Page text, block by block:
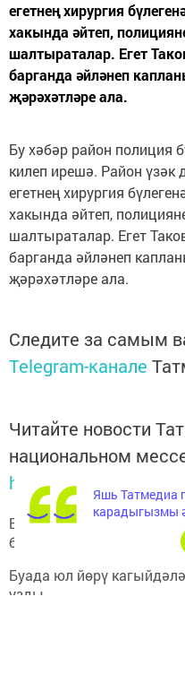
егетнең хирургия
хакында әйтеп,
шалтыраталар. Егет
барганда әйләнеп
җәрәхәтләре ала.
Бу хәбәр район полиция
килеп ирешә. Район үзәк
егетнең хирургия
хакында әйтеп,
шалтыраталар. Егет
барганда әйләнеп
җәрәхәтләре ала.
Следите за самым
Telegram-канале
Читайте новости
национальном
https://max.ru/
Быел башыннан Буа
булды
Буада юл йөрү
узды.
Яшь Татмедиа
карадыгызмы